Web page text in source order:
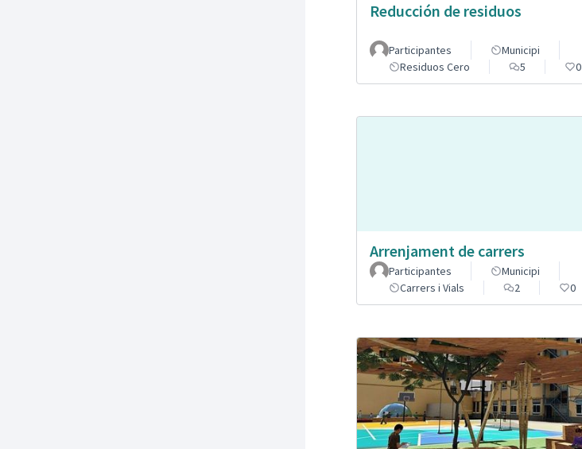
Reducción de residuos
Participantes
Municipi
Residuos Cero
5 0
Arrenjament de carrers
Participantes
Municipi
Carrers i Vials
2 0